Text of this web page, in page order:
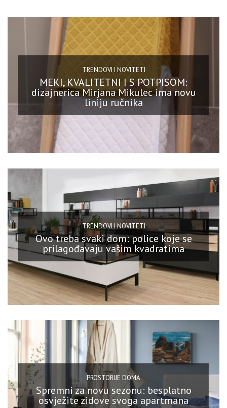
TRENDOVI I NOVITETI
MEKI, KVALITETNI I S POTPISOM:
dizajnerica Mirjana Mikulec ima novu
liniju ručnika
TRENDOVI I NOVITETI
Ovo treba svaki dom: police koje se
prilagođavaju vašim kvadratima
PROSTORIJE DOMA
Spremni za novu sezonu: besplatno
osvježite zidove svoga apartmana